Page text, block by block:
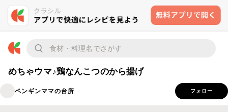
めちゃウマ♪鶏なんこつのから揚げ
ペンギンママの台所 フォロー